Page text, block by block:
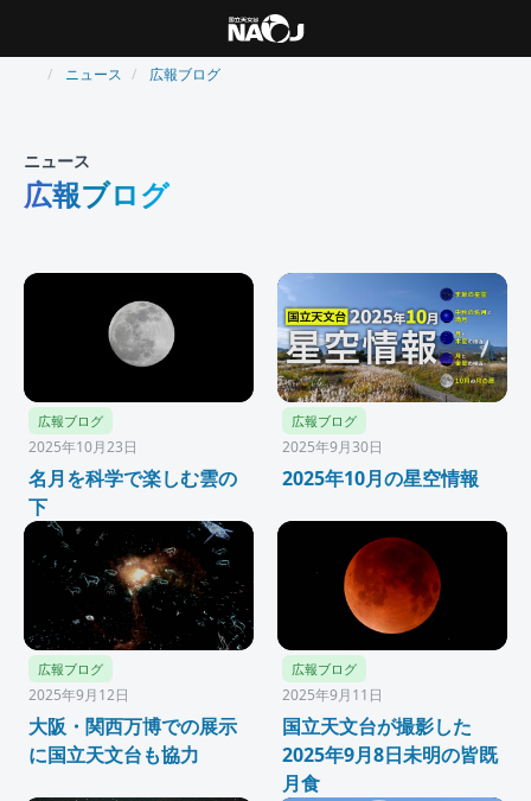
ニュース 広報ブログ
ニュース
広報ブログ
広報ブログ
2025年10月23日
名月を科学で楽しむ雲の
下
広報ブログ
2025年9月30日
2025年10月の星空情報
広報ブログ
2025年9月12日
大阪・関西万博での展示
に国立天文台も協力
広報ブログ
2025年9月11日
国立天文台が撮影した
2025年9月8日未明の皆既
月食